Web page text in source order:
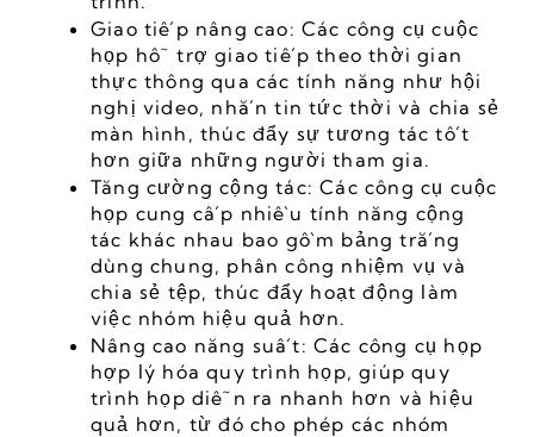
Giao tiếp nâng cao: Các công cụ cuộc
họp hỗ trợ giao tiếp theo thời gian
thực thông qua các tính năng như hội
nghị video, nhắn tin tức thời và chia sẻ
màn hình, thúc đẩy sự tương tác tốt
hơn giữa những người tham gia.
Tăng cường cộng tác: Các công cụ cuộc
họp cung cấp nhiều tính năng cộng
tác khác nhau bao gồm bảng trắng
dùng chung, phân công nhiệm vụ và
chia sẻ tệp, thúc đẩy hoạt động làm
việc nhóm hiệu quả hơn.
Nâng cao năng suất: Các công cụ họp
hợp lý hóa quy trình họp, giúp quy
trình họp diễn ra nhanh hơn và hiệu
quả hơn, từ đó cho phép các nhóm